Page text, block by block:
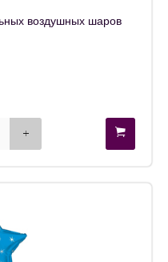
воздушных шаров